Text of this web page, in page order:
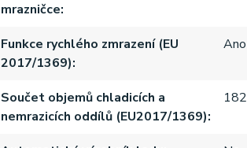
mrazničce
Funkce rychlého zmrazení (EU
2017/1369)
Ano
Součet objemů chladicích a
nemrazicích oddílů (EU2017/1369)
182